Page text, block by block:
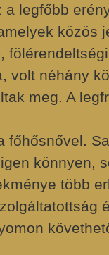
a legfőbb
közös
volt néhány
meg. A
főhősnővel.
könnyen,
több